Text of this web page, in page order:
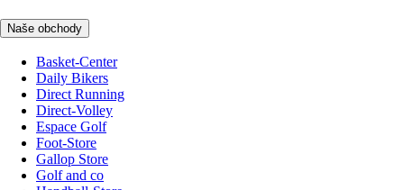
Naše obchody
Basket-Center
Daily Bikers
Direct Running
Direct-Volley
Espace Golf
Foot-Store
Gallop Store
Golf and co